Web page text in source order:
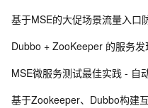
8 zookeeper部署安装
10Apache ZooKeeper - 使用
基于MSE的大促场景流量入口
Dubbo + ZooKeeper 的服务
MSE微服务测试最佳实践 - 自
基于Zookeeper、Dubbo构建